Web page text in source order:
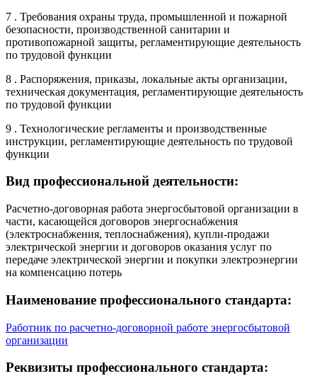
7 . Требования охраны труда, промышленной и пожарной
безопасности, производственной санитарии и
противопожарной защиты, регламентирующие деятельность
по трудовой функции
8 . Распоряжения, приказы, локальные акты организации,
техническая документация, регламентирующие деятельность
по трудовой функции
9 . Технологические регламенты и производственные
инструкции, регламентирующие деятельность по трудовой
функции
Вид профессиональной деятельности:
Расчетно-договорная работа энергосбытовой организации в
части, касающейся договоров энергоснабжения
(электроснабжения, теплоснабжения), купли-продажи
электрической энергии и договоров оказания услуг по
передаче электрической энергии и покупки электроэнергии
на компенсацию потерь
Наименование профессионального стандарта:
Работник по расчетно-договорной работе энергосбытовой
организации
Реквизиты профессионального стандарта: